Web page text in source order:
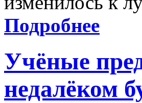
Подробнее
Учёные
недалёком